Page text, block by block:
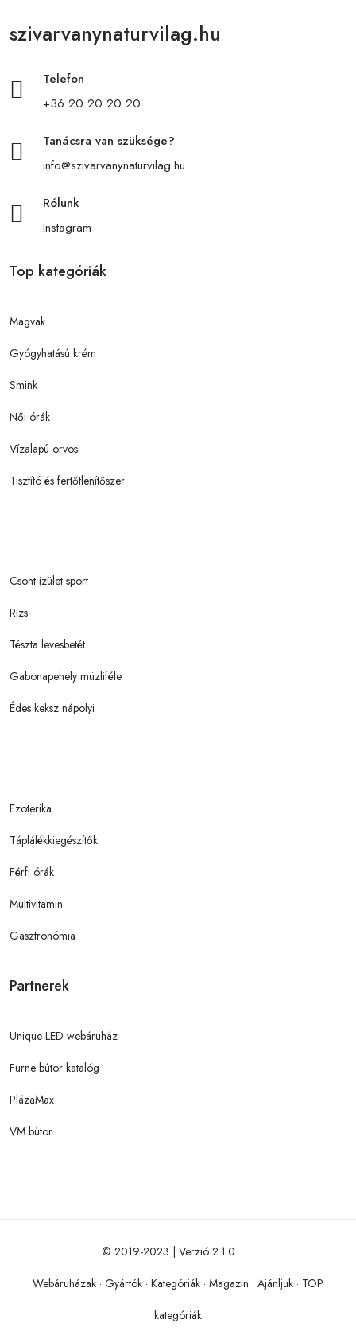
szivarvanynaturvilag.hu
Telefon
+36 20 20 20 20
Tanácsra van szüksége?
info@szivarvanynaturvilag.hu
Rólunk
Instagram
Top kategóriák
Magvak
Gyógyhatású krém
Smink
Női órák
Vízalapú orvosi
Tisztító és fertőtlenítőszer
Csont izület sport
Rizs
Tészta levesbetét
Gabonapehely müzliféle
Édes keksz nápolyi
Ezoterika
Táplálékkiegészítők
Férfi órák
Multivitamin
Gasztronómia
Partnerek
Unique-LED webáruház
Furne bútor katalóg
PlázaMax
VM bútor
© 2019-2023 | Verzió 2.1.0
Webáruházak · Gyártók · Kategóriák · Magazin · Ajánljuk · TOP
kategóriák